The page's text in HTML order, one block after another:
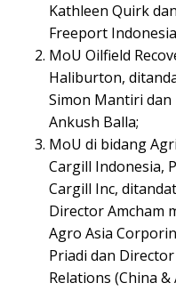
Kathleen Quirk
Freeport
MoU Oilfield
Haliburton,
Simon Mantiri
Ankush Balla;
MoU di bidang
Cargill Indonesia,
Cargill Inc,
Director Amcham
Agro Asia
Priadi dan
Relations (China &